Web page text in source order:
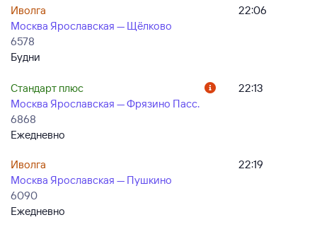
Иволга
Москва Ярославская — Щёлково
6578
Будни
22:06
Стандарт плюс
Москва Ярославская — Фрязино Пасс.
6868
Ежедневно
22:13
Иволга
Москва Ярославская — Пушкино
6090
Ежедневно
22:19